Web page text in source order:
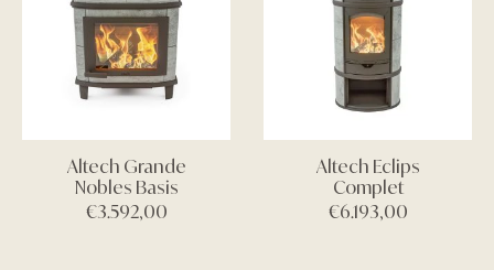
Altech Grande
Nobles Basis
€3.592,00
Altech Eclips
Complet
€6.193,00